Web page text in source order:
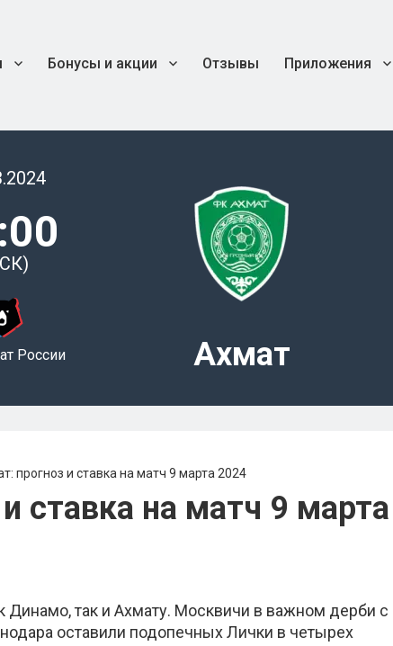
Бонусы и акции Отзывы Приложения
России Ахмат
прогноз и ставка на матч 9 марта 2024
ставка на матч 9 марта
Динамо, так и Ахмату. Москвичи в важном дерби с
оставили подопечных Лички в четырех